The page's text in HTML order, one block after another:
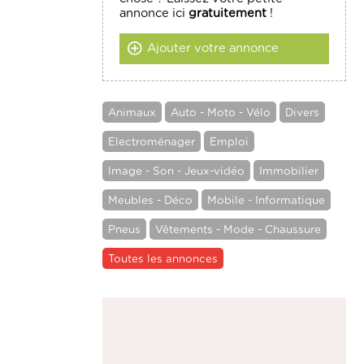
annonce icigratuitement !
Ajouter votre annonce
Animaux Auto - Moto - Vélo Divers
Electroménager Emploi
Image - Son - Jeux-vidéo Immobilier
Meubles - Déco Mobile - Informatique
Pneus Vêtements - Mode - Chaussure
Toutes les annonces